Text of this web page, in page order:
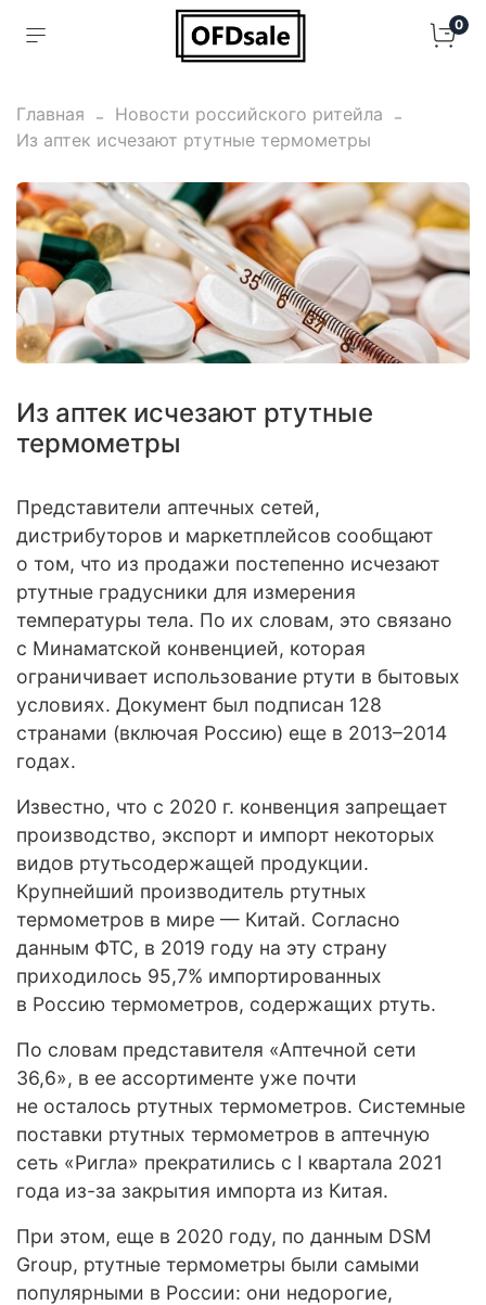
0
Главная
Новости российского ритейла
Из аптек исчезают ртутные термометры
Из аптек исчезают ртутные
термометры
Представители аптечных сетей,
дистрибуторов и маркетплейсов сообщают
о том, что из продажи постепенно исчезают
ртутные градусники для измерения
температуры тела. По их словам, это связано
с Минаматской конвенцией, которая
ограничивает использование ртути в бытовых
условиях. Документ был подписан 128
странами (включая Россию) еще в 2013–2014
годах.
Известно, что с 2020 г. конвенция запрещает
производство, экспорт и импорт некоторых
видов ртутьсодержащей продукции.
Крупнейший производитель ртутных
термометров в мире — Китай. Согласно
данным ФТС, в 2019 году на эту страну
приходилось 95,7% импортированных
в Россию термометров, содержащих ртуть.
По словам представителя «Аптечной сети
36,6», в ее ассортименте уже почти
не осталось ртутных термометров. Системные
поставки ртутных термометров в аптечную
сеть «Ригла» прекратились с I квартала 2021
года из-за закрытия импорта из Китая.
При этом, еще в 2020 году, по данным DSM
Group, ртутные термометры были самыми
популярными в России: они недорогие,